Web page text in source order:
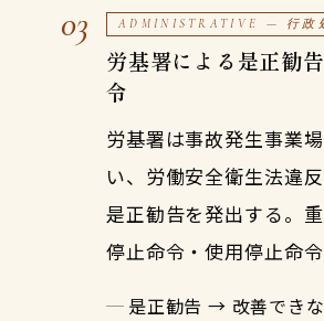
03 ADMINISTRATIVE — 行政
労基署による是正勧
令
労基署は事故発生事業
い、労働安全衛生法違
是正勧告を発出する。
停止命令・使用停止命令
是正勧告 → 改善でき